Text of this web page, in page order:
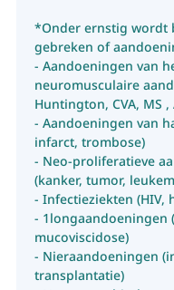
*Onder ernstig wordt
gebreken of
- Aandoeningen van
neuromusculaire
Huntington, CVA, MS ,
- Aandoeningen van
infarct, trombose)
- Neo-proliferatieve
(kanker, tumor,
- Infectieziekten (HIV,
- 1longaandoeningen
mucoviscidose)
- Nieraandoeningen
transplantatie)